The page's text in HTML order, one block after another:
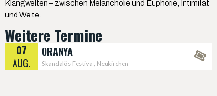
Klangwelten – zwischen Melancholie und Euphorie, Intimität
und Weite.
Weitere Termine
07
AUG.
ORANYA
Skandalös Festival, Neukirchen